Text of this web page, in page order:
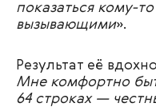
показаться кому-
вызывающими».
Результат её
Мне комфортно
64 строках —